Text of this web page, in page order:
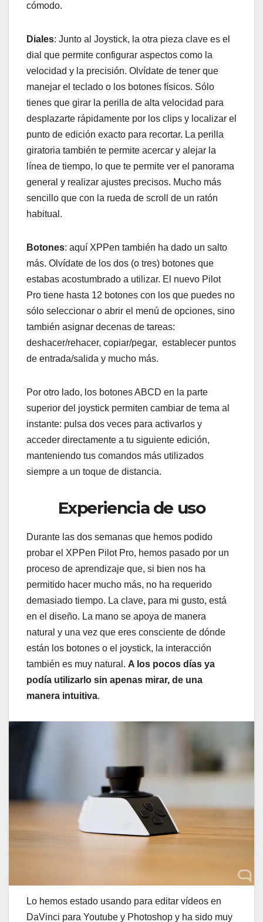
cómodo.
Diales: Junto al Joystick, la otra pieza clave es el
dial que permite configurar aspectos como la
velocidad y la precisión. Olvídate de tener que
manejar el teclado o los botones físicos. Sólo
tienes que girar la perilla de alta velocidad para
desplazarte rápidamente por los clips y localizar el
punto de edición exacto para recortar. La perilla
giratoria también te permite acercar y alejar la
línea de tiempo, lo que te permite ver el panorama
general y realizar ajustes precisos. Mucho más
sencillo que con la rueda de scroll de un ratón
habitual.
Botones: aquí XPPen también ha dado un salto
más. Olvídate de los dos (o tres) botones que
estabas acostumbrado a utilizar. El nuevo Pilot
Pro tiene hasta 12 botones con los que puedes no
sólo seleccionar o abrir el menú de opciones, sino
también asignar decenas de tareas:
deshacer/rehacer, copiar/pegar, establecer puntos
de entrada/salida y mucho más.
Por otro lado, los botones ABCD en la parte
superior del joystick permiten cambiar de tema al
instante: pulsa dos veces para activarlos y
acceder directamente a tu siguiente edición,
manteniendo tus comandos más utilizados
siempre a un toque de distancia.
Experiencia de uso
Durante las dos semanas que hemos podido
probar el XPPen Pilot Pro, hemos pasado por un
proceso de aprendizaje que, si bien nos ha
permitido hacer mucho más, no ha requerido
demasiado tiempo. La clave, para mi gusto, está
en el diseño. La mano se apoya de manera
natural y una vez que eres consciente de dónde
están los botones o el joystick, la interacción
también es muy natural. A los pocos días ya
podía utilizarlo sin apenas mirar, de una
manera intuitiva.
Lo hemos estado usando para editar vídeos en
DaVinci para Youtube y Photoshop y ha sido muy